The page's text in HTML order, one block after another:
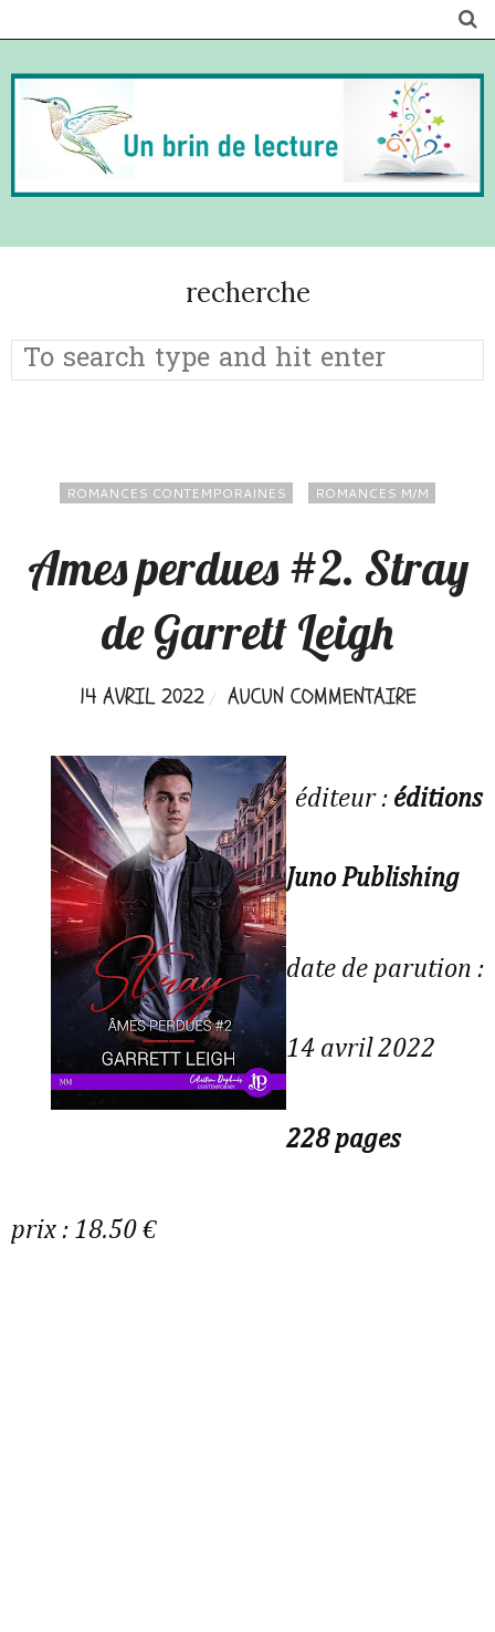
recherche
ROMANCES CONTEMPORAINES ROMANCES M/M
Ames perdues #2. Stray
de Garrett Leigh
14 AVRIL 2022 AUCUN COMMENTAIRE
éditeur : éditions
Juno Publishing
date de parution :
14 avril 2022
228 pages
prix : 18.50 €